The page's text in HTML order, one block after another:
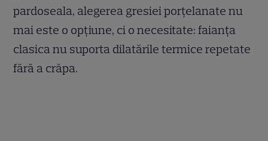
pardoseala, alegerea gresiei porțelanate nu
mai este o opțiune, ci o necesitate: faianța
clasica nu suporta dilatările termice repetate
fără a crăpa.